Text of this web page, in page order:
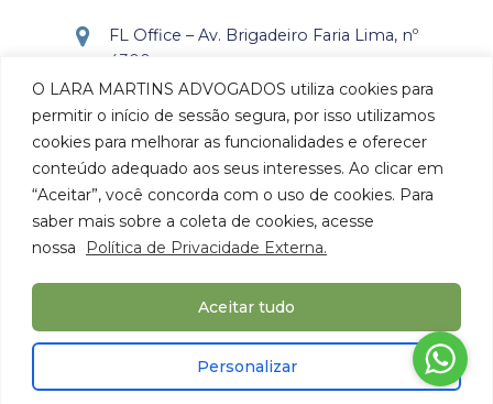
O LARA MARTINS ADVOGADOS utiliza cookies para
permitir o início de sessão segura, por isso utilizamos
cookies para melhorar as funcionalidades e oferecer
conteúdo adequado aos seus interesses. Ao clicar em
“Aceitar”, você concorda com o uso de cookies. Para
saber mais sobre a coleta de cookies, acesse
nossa
Política de Privacidade Externa.
Personalizar
Aceitar tudo
FL Office – Av. Brigadeiro Faria Lima, nº
4300
Torre Office – Sala 804
Itaim Bibi, São Paulo, SP.
CEP: 04.538-132
Como chegar